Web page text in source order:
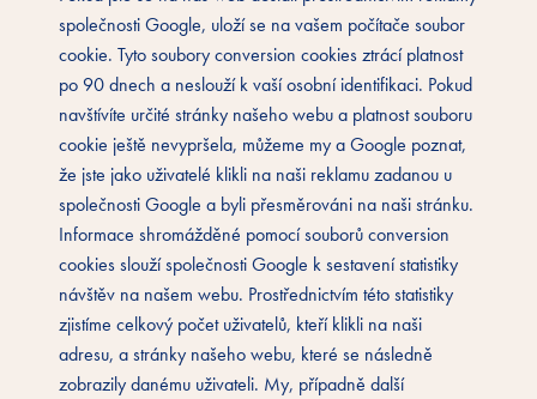
společnosti Google, uloží se na vašem počítače soubor
cookie. Tyto soubory conversion cookies ztrácí platnost
po 90 dnech a neslouží k vaší osobní identifikaci. Pokud
navštívíte určité stránky našeho webu a platnost souboru
cookie ještě nevypršela, můžeme my a Google poznat,
že jste jako uživatelé klikli na naši reklamu zadanou u
společnosti Google a byli přesměrováni na naši stránku.
Informace shromážděné pomocí souborů conversion
cookies slouží společnosti Google k sestavení statistiky
návštěv na našem webu. Prostřednictvím této statistiky
zjistíme celkový počet uživatelů, kteří klikli na naši
adresu, a stránky našeho webu, které se následně
zobrazily danému uživateli. My, případně další